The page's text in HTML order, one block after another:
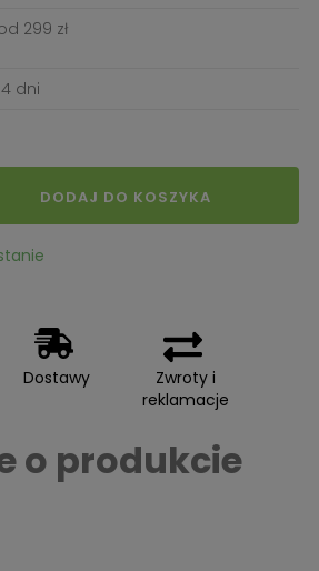
299 zł
dni
DODAJ DO KOSZYKA
Dostawy
Zwroty i
reklamacje
o produkcie